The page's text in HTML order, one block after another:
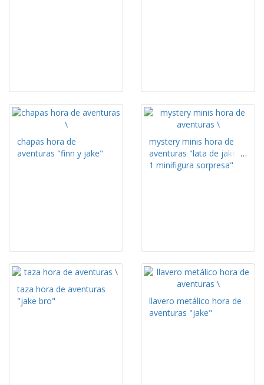
chapas hora de
aventuras "finn y jake"
mystery minis hora de
aventuras "lata de jake +
1 minifigura sorpresa"
taza hora de aventuras
"jake bro"
llavero metálico hora de
aventuras "jake"